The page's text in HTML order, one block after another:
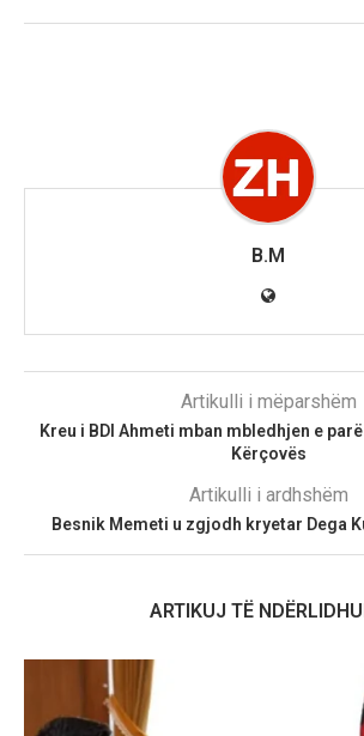
B.M
Artikulli i mëparshëm
Kreu i BDI Ahmeti mban mbledhjen e
Kërçovës
Artikulli i ardhshëm
Besnik Memeti u zgjodh kryetar Dega
ARTIKUJ TË